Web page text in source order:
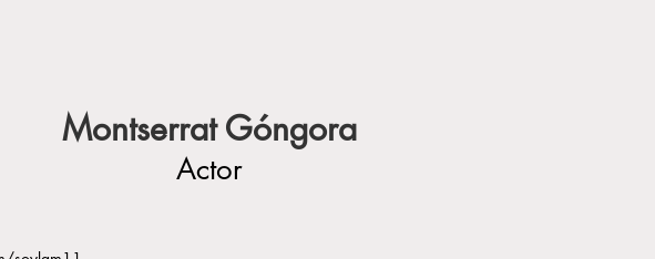
Montserrat Góngora
Actor